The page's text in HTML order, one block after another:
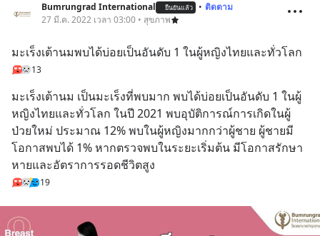
Bumrungrad International ยืนยันแล้ว • ติดตาม
27 มี.ค. 2022 เวลา 03:00 • สุขภาพ
มะเร็งเต้านมพบได้บ่อยเป็นอันดับ 1 ในผู้หญิงไทยและทั่วโลก
13
มะเร็งเต้านม เป็นมะเร็งที่พบมาก พบได้บ่อยเป็นอันดับ 1 ในผู้
หญิงไทยและทั่วโลก ในปี 2021 พบอุบัติการณ์การเกิดในผู้
ป่วยใหม่ ประมาณ 12% พบในผู้หญิงมากกว่าผู้ชาย ผู้ชายมี
โอกาสพบได้ 1% หากตรวจพบในระยะเริ่มต้น มีโอกาสรักษา
หายและอัตราการรอดชีวิตสูง
19